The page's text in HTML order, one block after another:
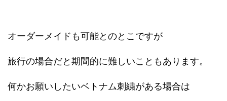
オーダーメイドも可能とのとこですが
旅行の場合だと期間的に難しいこともあります。
何かお願いしたいベトナム刺繍がある場合は